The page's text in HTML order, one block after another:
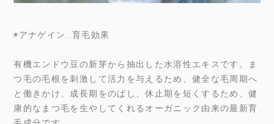
◉アナゲイン…育毛効果
有機エンドウ豆の新芽から抽出した水溶性エキスです。ま
つ毛の毛根を刺激して活力を与えるため、健全な毛周期へ
と働きかけ、成長期をのばし、休止期を短くするため、健
康的なまつ毛を生やしてくれるオーガニック由来の最新育